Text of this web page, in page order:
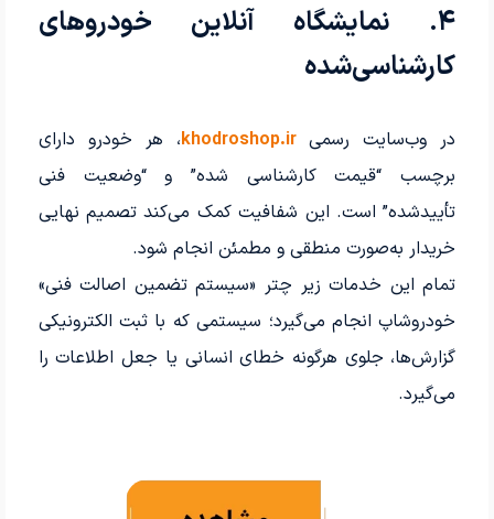
۴. نمایشگاه آنلاین خودروهای
کارشناسی‌شده
در وب‌سایت رسمیkhodroshop.ir، هر خودرو دارای
برچسب “قیمت کارشناسی شده” و “وضعیت فنی
تأییدشده” است. این شفافیت کمک می‌کند تصمیم نهایی
خریدار به‌صورت منطقی و مطمئن انجام شود.
تمام این خدمات زیر چتر «سیستم تضمین اصالت فنی»
خودروشاپ انجام می‌گیرد؛ سیستمی که با ثبت الکترونیکی
گزارش‌ها، جلوی هرگونه خطای انسانی یا جعل اطلاعات را
می‌گیرد.